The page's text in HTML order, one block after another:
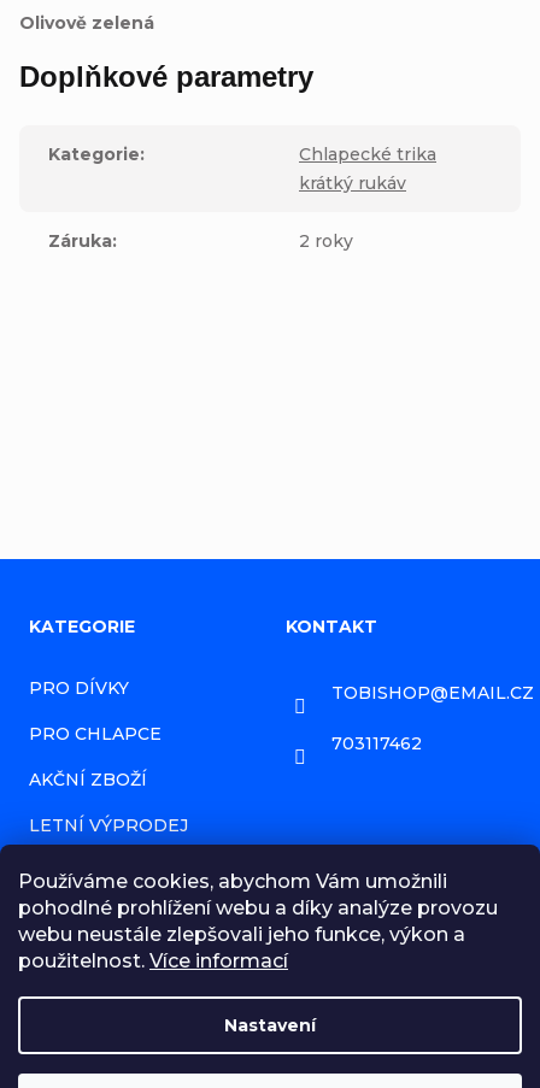
Používáme cookies, abychom Vám umožnili
pohodlné prohlížení webu a díky analýze provozu
webu neustále zlepšovali jeho funkce, výkon a
použitelnost. Více informací
Nastavení
☀️ LETNÍ VÝPRODEJ | Slevy až 50 % na dětské oblečení a
Olivově zelená
Doplňkové parametry
Kategorie:
Chlapecké trika
krátký rukáv
Záruka: 2 roky
í
KATEGORIE
PRO DÍVKY
PRO CHLAPCE
AKČNÍ ZBOŽÍ
LETNÍ VÝPRODEJ
PRODÁVANÉ ZNAČKY
HODNOCENÍ OBCHODU
NAPIŠTE NÁM ZPRÁVU!
MOJE OBJEDNÁVKA
KONTAKT
TOBISHOP@EMAIL.CZ
703117462